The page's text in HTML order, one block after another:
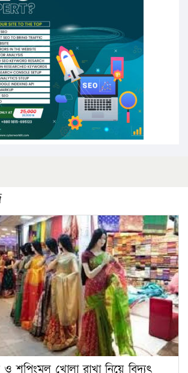
অর্জন: পূর্ণ স্কলারশিপে যুক্তরাষ্ট্রে
কুয়েটের কৃতি…
১৪ জনের প্রাণহানি
ও এইচএসসি পরীক্ষা
পুড়লো ৬ ব্যবসা প্রতিষ্ঠান
শপিংমল খোলা রাখা নিয়ে বিদ্যুৎ